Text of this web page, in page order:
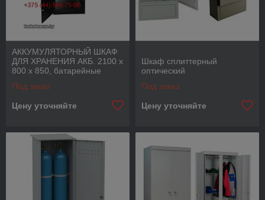
АККУМУЛЯТОРНЫЙ ШКАФ
ДЛЯ ХРАНЕНИЯ АКБ. 2100 х
800 х 850, батарейные
Под заказ
Цену уточняйте
Шкаф сплиттерный
оптический
Под заказ
Цену уточняйте